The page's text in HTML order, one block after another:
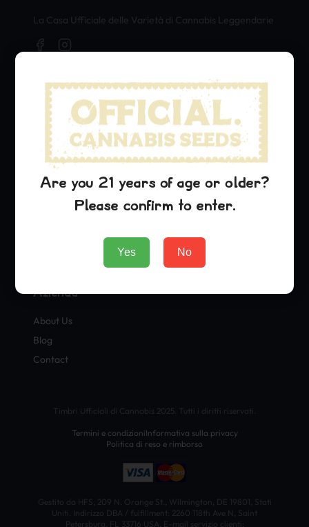
La Casa Ufficiale delle Varietà di Cannabis Leggendarie
Negozio
Seeds
Merch
Official Collaborations
Varietà
Azienda
About Us
Blog
Contact
Timbri Ufficiali di Cannabis 2025. Tutti i diritti riservati.
Termini e condizioniInformativa sulla privacy
Politica di reso e rimborso
Gestito da HFS, 209 N. Orange St., Wilmington, DE 19801, Stati
Uniti. Indirizzo DBA / fulfillment: 2260 118th Ave N, Saint
Petersburg, FL 33716 USA. E-mail servizio clienti:
Are you 21 years of age or older?
Please confirm to enter.
Yes No